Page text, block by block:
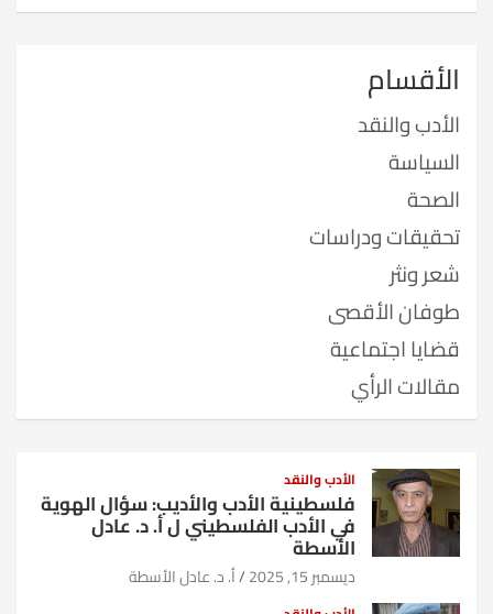
الأقسام
الأدب والنقد
السياسة
الصحة
تحقيقات ودراسات
شعر ونثر
طوفان الأقصى
قضايا اجتماعية
مقالات الرأي
الأدب والنقد
فلسطينية الأدب والأديب: سؤال الهوية
في الأدب الفلسطيني ل أ. د. عادل
الأسطة
ديسمبر 15, 2025 أ. د. عادل الأسطة